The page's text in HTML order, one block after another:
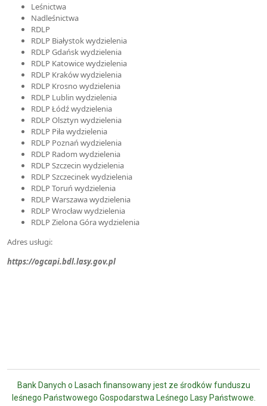
Leśnictwa
Nadleśnictwa
RDLP
RDLP Białystok wydzielenia
RDLP Gdańsk wydzielenia
RDLP Katowice wydzielenia
RDLP Kraków wydzielenia
RDLP Krosno wydzielenia
RDLP Lublin wydzielenia
RDLP Łódź wydzielenia
RDLP Olsztyn wydzielenia
RDLP Piła wydzielenia
RDLP Poznań wydzielenia
RDLP Radom wydzielenia
RDLP Szczecin wydzielenia
RDLP Szczecinek wydzielenia
RDLP Toruń wydzielenia
RDLP Warszawa wydzielenia
RDLP Wrocław wydzielenia
RDLP Zielona Góra wydzielenia
Adres usługi:
https://ogcapi.bdl.lasy.gov.pl
Bank Danych o Lasach finansowany jest ze środków funduszu
leśnego Państwowego Gospodarstwa Leśnego Lasy Państwowe.